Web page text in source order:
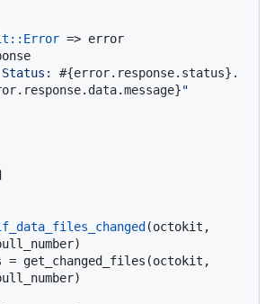
: :Error => error
#{error.response.status} .
"
(octokit,
)